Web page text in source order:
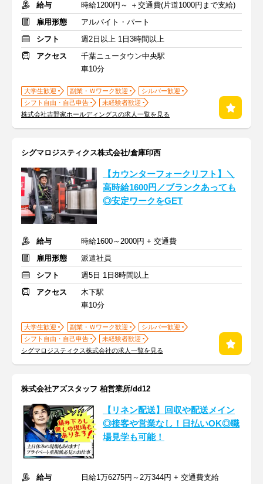
給与
時給1200円～ ＋交通費(片道1000円まで支給)
雇用形態
アルバイト・パート
シフト
週2日以上 1日3時間以上
アクセス
千葉ニュータウン中央駅
車10分
大学生歓迎 副業・Ｗワーク歓迎
シルバー歓迎
シフト自由・自己申告
未経験者歓迎
株式会社吉野家ホールディングスの求人一覧を見る
シグマロジスティクス株式会社/倉庫印西
【カウンターフォークリフト】＼
高時給1600円／ブランクあっても
◎安定ワークをGET
給与
時給1600～2000円 + 交通費
雇用形態
派遣社員
シフト
週5日 1日8時間以上
アクセス
木下駅
車10分
大学生歓迎 副業・Ｗワーク歓迎
シルバー歓迎
シフト自由・自己申告
未経験者歓迎
シグマロジスティクス株式会社の求人一覧を見る
株式会社アズスタッフ 柏営業所/dd12
【リネン配送】回収や配送メイン
◎接客や営業なし！日払いOK◎職
場見学も可能！
給与
日給1万6275円～2万344円 + 交通費支給